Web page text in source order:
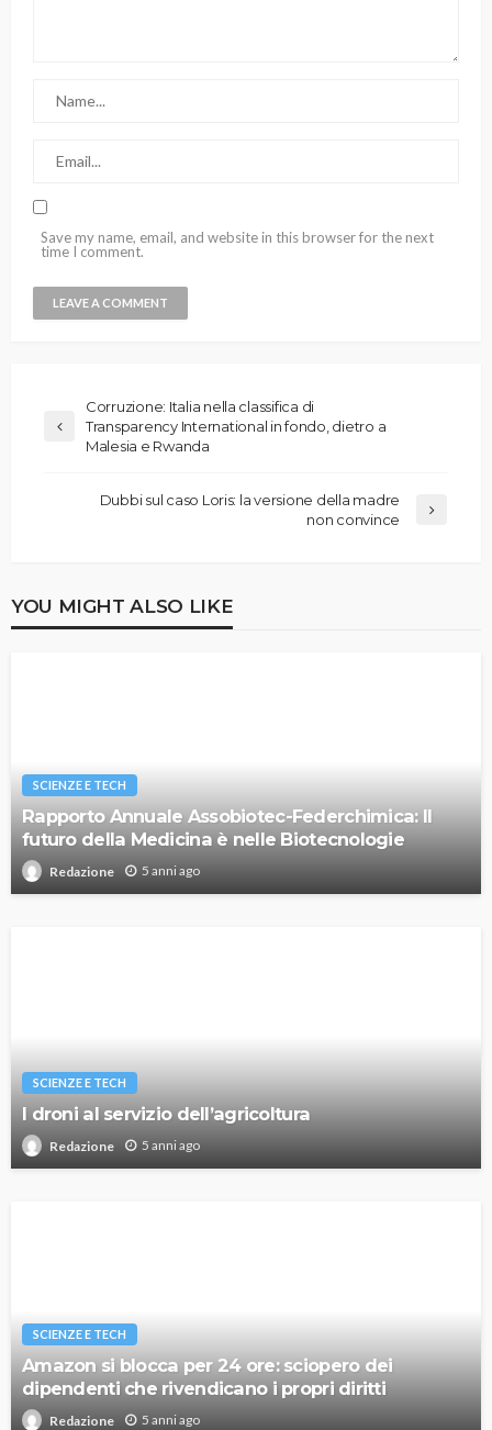
Save my name, email, and website in this browser for the next
time I comment.
Corruzione: Italia nella classifica di
Transparency International in fondo, dietro a
Malesia e Rwanda
Dubbi sul caso Loris: la versione della madre
non convince
YOU MIGHT ALSO LIKE
SCIENZE E TECH
Rapporto Annuale Assobiotec-Federchimica: Il
futuro della Medicina è nelle Biotecnologie
Redazione 5 anni ago
SCIENZE E TECH
I droni al servizio dell’agricoltura
Redazione 5 anni ago
SCIENZE E TECH
Amazon si blocca per 24 ore: sciopero dei
dipendenti che rivendicano i propri diritti
Redazione 5 anni ago